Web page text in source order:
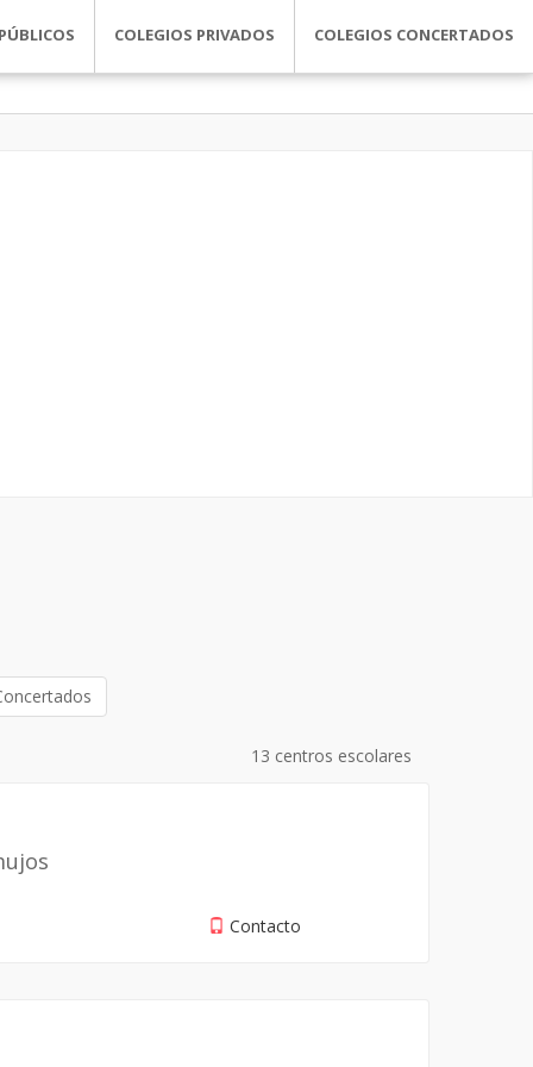
COLEGIOS PRIVADOS COLEGIOS CONCERTADOS
13 centros escolares
Contacto